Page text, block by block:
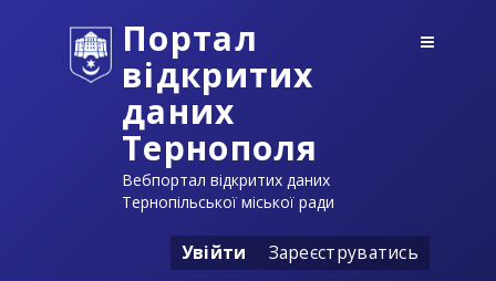
Портал
відкритих
даних
Тернополя
Вебпортал відкритих даних
Тернопільської міської ради
Увійти Зареєструватись